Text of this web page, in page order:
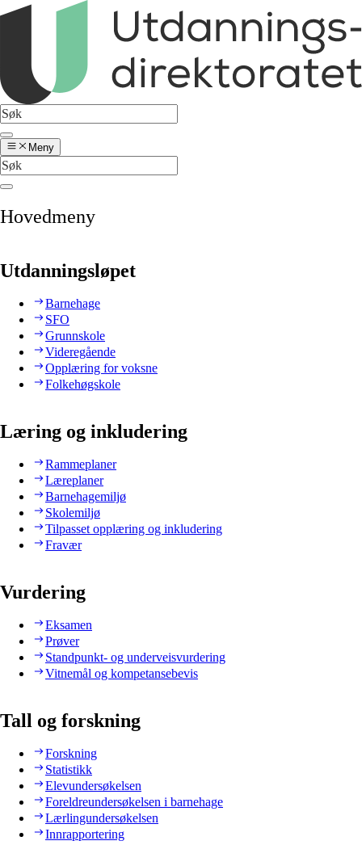
Meny
Hovedmeny
Utdanningsløpet
Barnehage
SFO
Grunnskole
Videregående
Opplæring for voksne
Folkehøgskole
Læring og inkludering
Rammeplaner
Læreplaner
Barnehagemiljø
Skolemiljø
Tilpasset opplæring og inkludering
Fravær
Vurdering
Eksamen
Prøver
Standpunkt- og underveisvurdering
Vitnemål og kompetansebevis
Tall og forskning
Forskning
Statistikk
Elevundersøkelsen
Foreldreundersøkelsen i barnehage
Lærlingundersøkelsen
Innrapportering